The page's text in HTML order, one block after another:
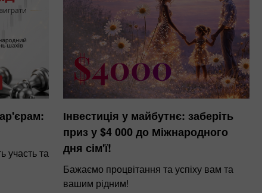
участь та
Інвестиція у майбутнє: заберіть
приз у $4 000 до Міжнародного
дня сім'ї!
Бажаємо процвітання та успіху вам та
вашим рідним!
Бонус 30%
Клубний бонус